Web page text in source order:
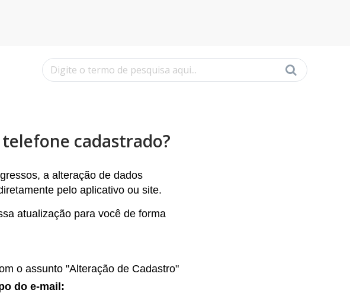
cadastrado?
, a alteração de dados
pelo aplicativo ou site.
atualização para você de forma
o assunto "Alteração de Cadastro"
do e-mail: